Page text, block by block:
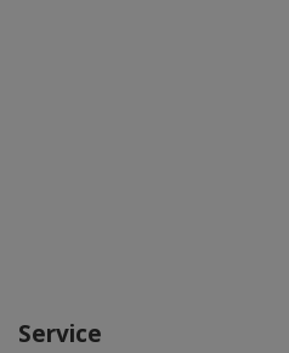
Service